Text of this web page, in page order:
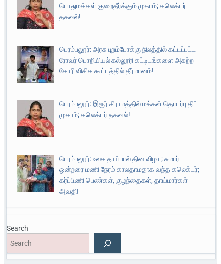
பொதுமக்கள் குறைதீர்க்கும் முகாம்; கலெக்டர்
தகவல்!
பெரம்பலூர்: அரசு புறம்போக்கு நிலத்தில் கட்டப்பட்ட
ரோவர் பொறியியல் கல்லூரி கட்டிடங்களை அகற்ற
கோரி விசிக கூட்டத்தில் தீர்மானம்!
பெரம்பலூர்: இரூர் கிராமத்தில் மக்கள் தொடர்பு திட்ட
முகாம்; கலெக்டர் தகவல்!
பெரம்பலூர்: உலக தாய்பால் தின விழா ; சுமார்
ஒன்றரை மணி நேரம் காலதாமதாக வந்த கலெக்டர்;
கர்ப்பிணி பெண்கள், குழந்தைகள், தாய்மார்கள்
அவதி!
Search